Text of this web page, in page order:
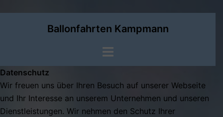
Ballonfahrten Kampmann
Menü
Datenschutz
Wir freuen uns über Ihren Besuch auf unserer Webseite
und Ihr Interesse an unserem Unternehmen und unseren
Dienstleistungen. Wir nehmen den Schutz Ihrer